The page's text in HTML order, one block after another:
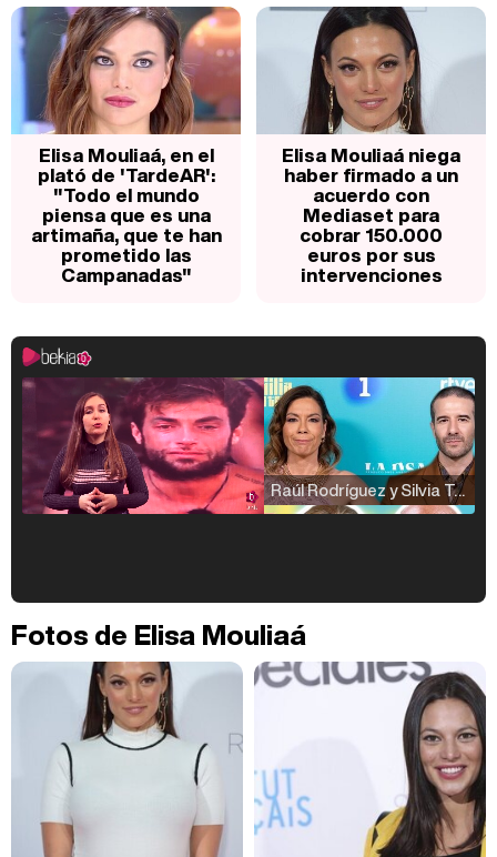
Elisa Mouliaá, en el
plató de 'TardeAR':
"Todo el mundo
piensa que es una
artimaña, que te han
prometido las
Campanadas"
Elisa Mouliaá niega
haber firmado a un
acuerdo con
Mediaset para
cobrar 150.000
euros por sus
intervenciones
Raúl Rodríguez y Silvia Taulés nos cuentan su papel en 'La familia de la tele'
Carlota Corredera y Javier de Hoyos: "La tele tiene que representar al público también y aquí están todos los perfiles posibles&quo;
Fotos de Elisa Mouliaá